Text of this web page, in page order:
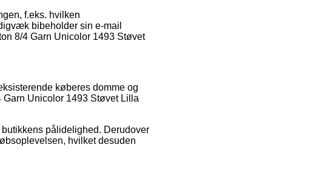
f.eks. hvilken
bibeholder sin e-mail
8/4 Garn Unicolor 1493 Støvet
køberes domme og
Garn Unicolor 1493 Støvet Lilla
pålidelighed. Derudover
hvilket desuden